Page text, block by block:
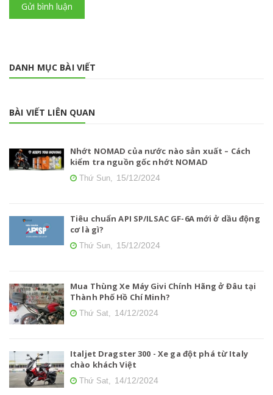
Gửi bình luận
DANH MỤC BÀI VIẾT
BÀI VIẾT LIÊN QUAN
Nhớt NOMAD của nước nào sản xuất – Cách
kiểm tra nguồn gốc nhớt NOMAD
Thứ Sun, 15/12/2024
Tiêu chuẩn API SP/ILSAC GF-6A mới ở dầu động
cơ là gì?
Thứ Sun, 15/12/2024
Mua Thùng Xe Máy Givi Chính Hãng ở Đâu tại
Thành Phố Hồ Chí Minh?
Thứ Sat, 14/12/2024
Italjet Dragster 300 - Xe ga đột phá từ Italy
chào khách Việt
Thứ Sat, 14/12/2024